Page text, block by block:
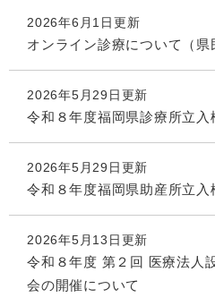
2026年6月1日更新
オンライン診療について（県
2026年5月29日更新
令和８年度福岡県診療所立入
2026年5月29日更新
令和８年度福岡県助産所立入
2026年5月13日更新
令和８年度 第２回 医療法人
会の開催について